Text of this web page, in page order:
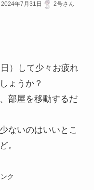
2024年7月31日 2号さん
）して少々お疲れ
ょうか？
部屋を移動するだ
ないのはいいとこ
。
ク